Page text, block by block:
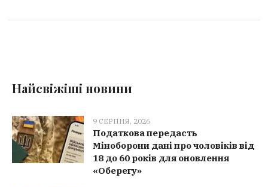
Найсвіжіші новини
9 СЕРПНЯ, 2026
Податкова передасть
Міноборони дані про чоловіків від
18 до 60 років для оновлення
«Оберегу»